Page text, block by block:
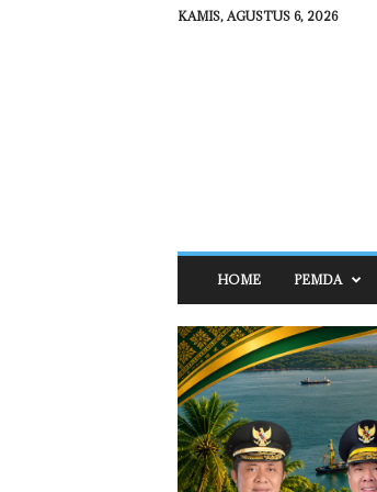
KAMIS, AGUSTUS 6, 2026
H
A
T
N
E
W
S
HOME PEMDA